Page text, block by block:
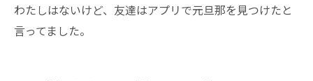
わたしはないけど、友達はアプリで元旦那を見つけたと
言ってました。